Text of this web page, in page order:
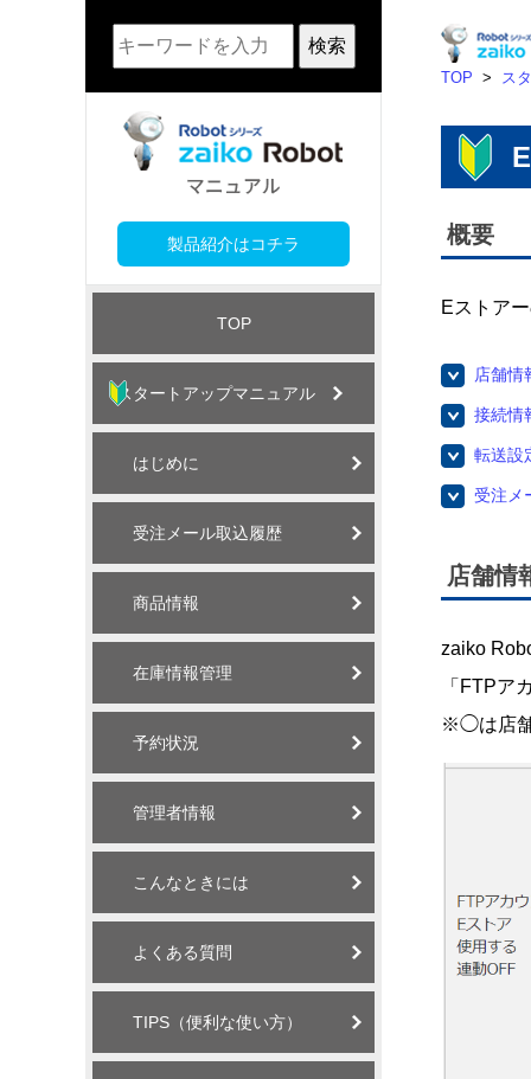
検索
製品紹介はコチラ
TOP
スタートアップマニュアル
はじめに
受注メール取込履歴
商品情報
在庫情報管理
予約状況
管理者情報
こんなときには
よくある質問
TIPS（便利な使い方）
TOP > ス
概要
Eストア
店舗情
接続情
転送設
受注メ
店舗情
zaiko
「FTPア
※◯は店舗